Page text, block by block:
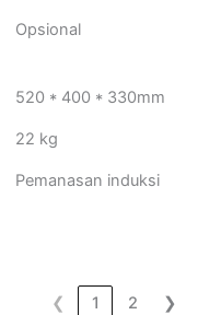
Opsional
520 * 400 * 330mm
22 kg
Pemanasan induksi
❮ 1 2 ❯